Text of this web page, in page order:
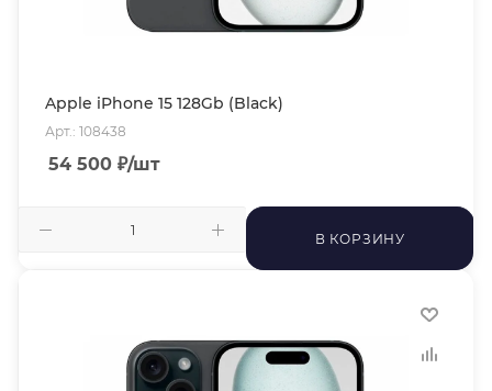
Apple iPhone 15 128Gb (Black)
Арт.: 108438
54 500 ₽/шт
В КОРЗИНУ